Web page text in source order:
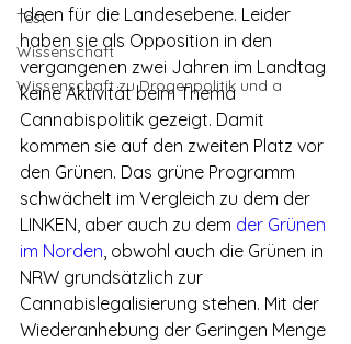
Test
Wissenschaft
Wissenschaft zu Drogenpolitik und a
Ideen für die Landesebene. Leider
haben sie als Opposition in den
vergangenen zwei Jahren im Landtag
keine Aktivität beim Thema
Cannabispolitik gezeigt. Damit
kommen sie auf den zweiten Platz vor
den Grünen. Das grüne Programm
schwächelt im Vergleich zu dem der
LINKEN, aber auch zu dem der Grünen
im Norden, obwohl auch die Grünen in
NRW grundsätzlich zur
Cannabislegalisierung stehen. Mit der
Wiederanhebung der Geringen Menge